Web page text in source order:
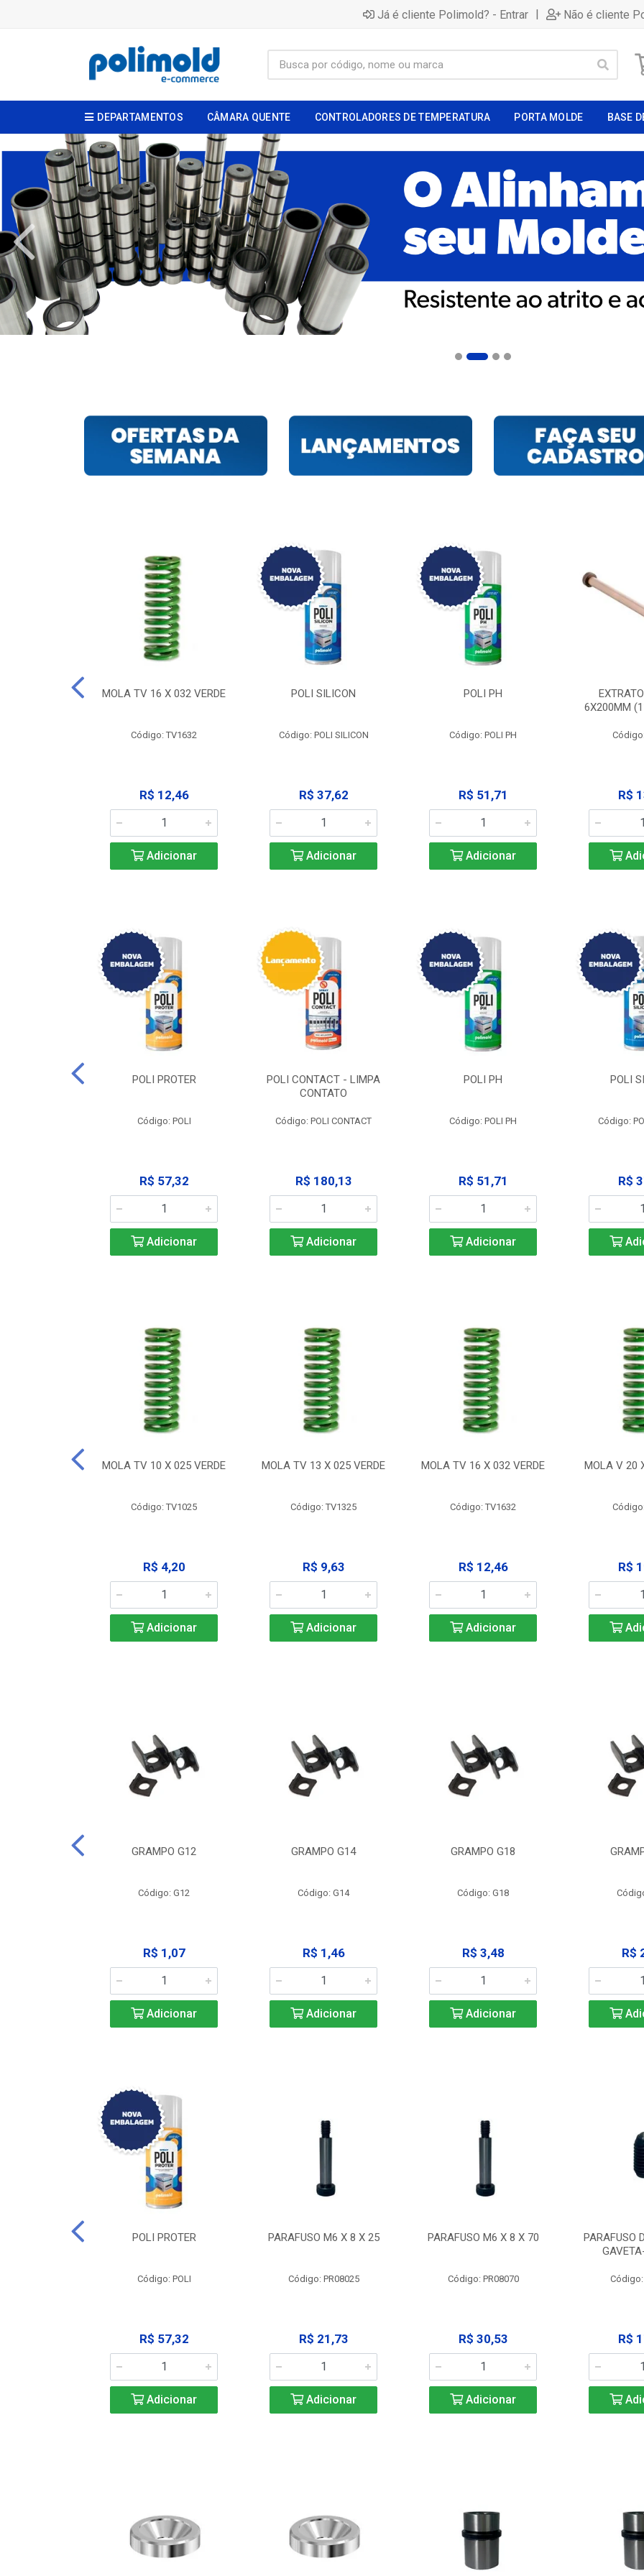
Já é cliente Polimold? - Entrar | Não é cliente
DEPARTAMENTOS CÂMARA QUENTE CONTROLADORES DE TEMPERATURA PORTA MOLDE BASE
MOLA TV 16 X 032 VERDE
Código: TV1632
R$ 12,46
Adicionar
POLI SILICON
Código: POLI SILICON
R$ 37,62
Adicionar
POLI PH
Código: POLI PH
R$ 51,71
Adicionar
6X200MM
R$
POLI PROTER
Código: POLI
R$ 57,32
Adicionar
POLI CONTACT - LIMPA
CONTATO
Código: POLI CONTACT
R$ 180,13
Adicionar
POLI PH
Código: POLI PH
R$ 51,71
Adicionar
POLI
Código:
R$
MOLA TV 10 X 025 VERDE
Código: TV1025
R$ 4,20
Adicionar
MOLA TV 13 X 025 VERDE
Código: TV1325
R$ 9,63
Adicionar
MOLA TV 16 X 032 VERDE
Código: TV1632
R$ 12,46
Adicionar
MOLA V 20
R$
GRAMPO G12
Código: G12
R$ 1,07
Adicionar
GRAMPO G14
Código: G14
R$ 1,46
Adicionar
GRAMPO G18
Código: G18
R$ 3,48
Adicionar
R$
POLI PROTER
Código: POLI
R$ 57,32
Adicionar
PARAFUSO M6 X 8 X 25
Código: PR08025
R$ 21,73
Adicionar
PARAFUSO M6 X 8 X 70
Código: PR08070
R$ 30,53
Adicionar
PARAFUSO
Código:
R$